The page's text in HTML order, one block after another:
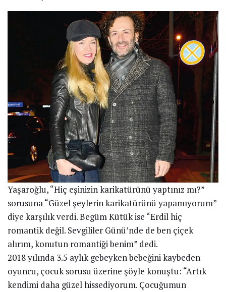
Yaşaroğlu, “Hiç eşinizin karikatürünü yaptınız mı?”
sorusuna “Güzel şeylerin karikatürünü yapamıyorum”
diye karşılık verdi. Begüm Kütük ise “Erdil hiç
romantik değil. Sevgililer Günü’nde de ben çiçek
alırım, konutun romantiği benim” dedi.
2018 yılında 3.5 aylık gebeyken bebeğini kaybeden
oyuncu, çocuk sorusu üzerine şöyle konuştu: “Artık
kendimi daha güzel hissediyorum. Çocuğumun